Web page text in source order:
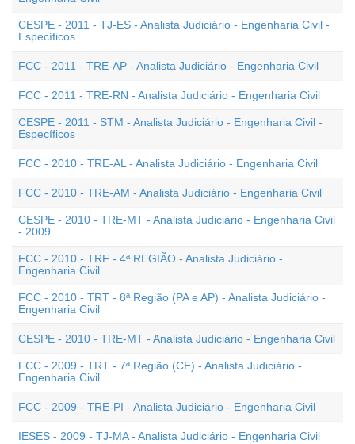
CESPE - 2011 - TJ-ES - Analista Judiciário - Engenharia Civil -
Específicos
FCC - 2011 - TRE-AP - Analista Judiciário - Engenharia Civil
FCC - 2011 - TRE-RN - Analista Judiciário - Engenharia Civil
CESPE - 2011 - STM - Analista Judiciário - Engenharia Civil -
Específicos
FCC - 2010 - TRE-AL - Analista Judiciário - Engenharia Civil
FCC - 2010 - TRE-AM - Analista Judiciário - Engenharia Civil
CESPE - 2010 - TRE-MT - Analista Judiciário - Engenharia Civil
- 2009
FCC - 2010 - TRF - 4ª REGIÃO - Analista Judiciário -
Engenharia Civil
FCC - 2010 - TRT - 8ª Região (PA e AP) - Analista Judiciário -
Engenharia Civil
CESPE - 2010 - TRE-MT - Analista Judiciário - Engenharia Civil
FCC - 2009 - TRT - 7ª Região (CE) - Analista Judiciário -
Engenharia Civil
FCC - 2009 - TRE-PI - Analista Judiciário - Engenharia Civil
IESES - 2009 - TJ-MA - Analista Judiciário - Engenharia Civil